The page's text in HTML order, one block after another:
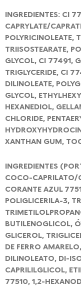
INGREDIENTES: CI
CAPRYLATE/
POLYRICINOLEATE,
TRIISOSTEARATE,
GLYCOL, CI 77491,
TRIGLYCERIDE, CI
DILINOLEATE,
GLYCOL,
HEXANEDIOL,
CHLORIDE,
XANTHAN GUM,
INGREDIENTES
COCO-CAPRILATO/
CORANTE AZUL
POLIGLICERILA-3,
BUTILENOGLICOL,
GLICEROL,
DE FERRO
DILINOLEATO, DI-
CAPRILILGLICOL,
77510, 1,2-